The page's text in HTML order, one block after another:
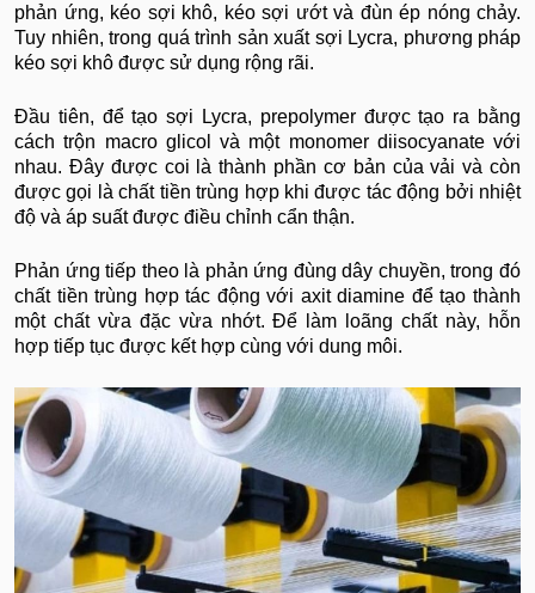
phản ứng, kéo sợi khô, kéo sợi ướt và đùn ép nóng chảy.
Tuy nhiên, trong quá trình sản xuất sợi Lycra, phương pháp
kéo sợi khô được sử dụng rộng rãi.
Đầu tiên, để tạo sợi Lycra, prepolymer được tạo ra bằng
cách trộn macro glicol và một monomer diisocyanate với
nhau. Đây được coi là thành phần cơ bản của vải và còn
được gọi là chất tiền trùng hợp khi được tác động bởi nhiệt
độ và áp suất được điều chỉnh cẩn thận.
Phản ứng tiếp theo là phản ứng đùng dây chuyền, trong đó
chất tiền trùng hợp tác động với axit diamine để tạo thành
một chất vừa đặc vừa nhớt. Để làm loãng chất này, hỗn
hợp tiếp tục được kết hợp cùng với dung môi.